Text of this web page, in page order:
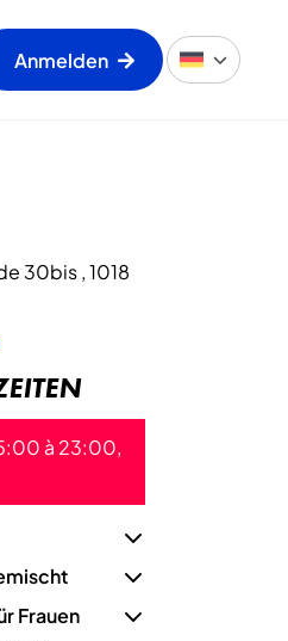
Anmelden
30bis , 1018
à 23:00,
Frauen